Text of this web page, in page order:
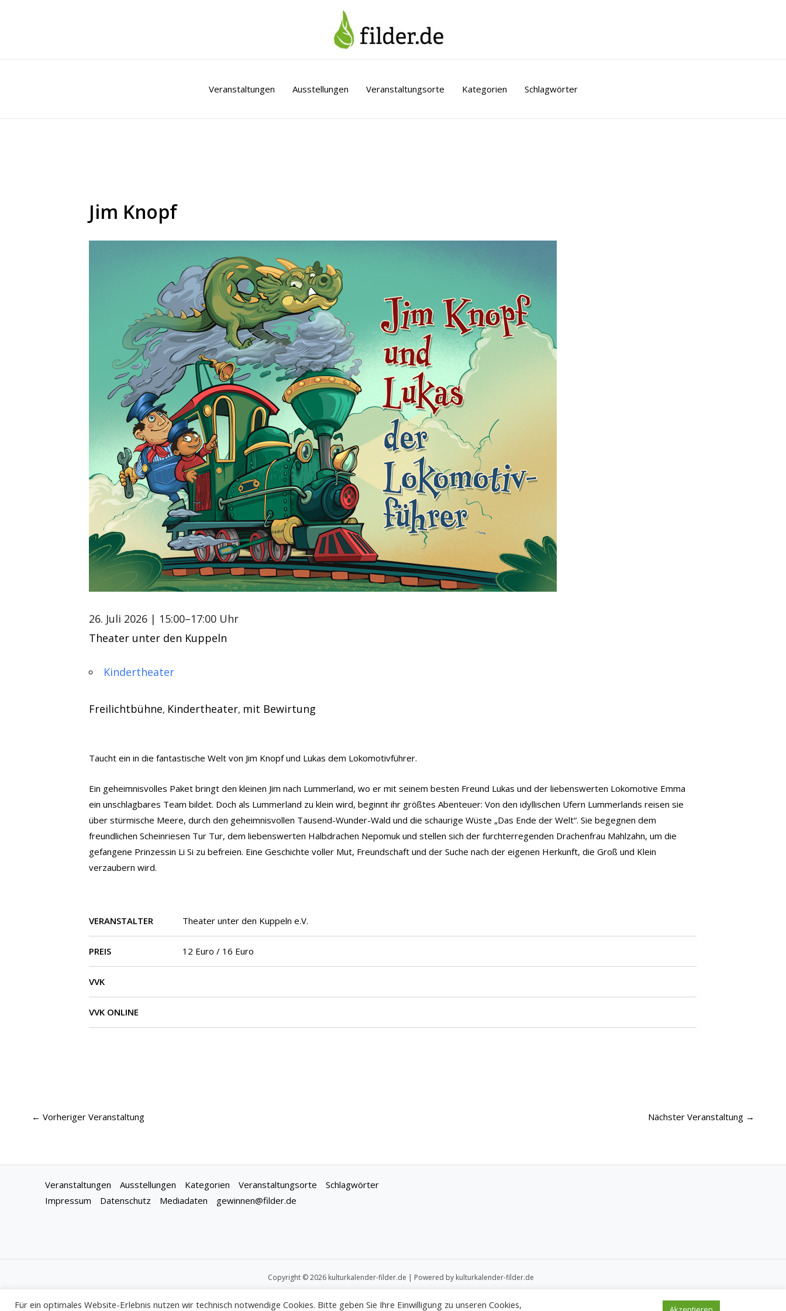
Veranstaltungen Ausstellungen Veranstaltungsorte Kategorien Schlagwörter
Jim Knopf
26. Juli 2026 | 15:00–17:00 Uhr
Theater unter den Kuppeln
Kindertheater
Freilichtbühne, Kindertheater, mit Bewirtung
Taucht ein in die fantastische Welt von Jim Knopf und Lukas dem Lokomotivführer.
Ein geheimnisvolles Paket bringt den kleinen Jim nach Lummerland, wo er mit seinem besten Freund Lukas und der liebenswerten Lokomotive Emma
ein unschlagbares Team bildet. Doch als Lummerland zu klein wird, beginnt ihr größtes Abenteuer: Von den idyllischen Ufern Lummerlands reisen sie
über stürmische Meere, durch den geheimnisvollen Tausend-Wunder-Wald und die schaurige Wüste „Das Ende der Welt“. Sie begegnen dem
freundlichen Scheinriesen Tur Tur, dem liebenswerten Halbdrachen Nepomuk und stellen sich der furchterregenden Drachenfrau Mahlzahn, um die
gefangene Prinzessin Li Si zu befreien. Eine Geschichte voller Mut, Freundschaft und der Suche nach der eigenen Herkunft, die Groß und Klein
verzaubern wird.
VERANSTALTER Theater unter den Kuppeln e.V.
PREIS 12 Euro / 16 Euro
VVK
VVK ONLINE
← Vorheriger Veranstaltung Nächster Veranstaltung →
Veranstaltungen Ausstellungen Kategorien Veranstaltungsorte
Schlagwörter
Impressum
Datenschutz Mediadaten gewinnen@filder.de
Copyright © 2026 kulturkalender-filder.de | Powered by kulturkalender-filder.de
Für ein optimales Website-Erlebnis nutzen wir technisch notwendige Cookies. Bitte geben Sie Ihre Einwilligung zu unseren Cookies,